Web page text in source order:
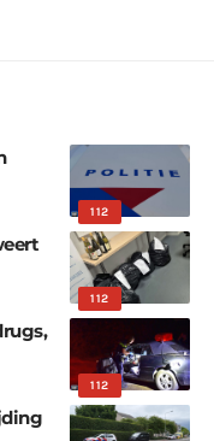
112
112
112